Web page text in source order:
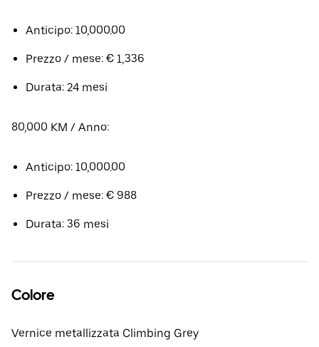
Anticipo: 10,000.00
Prezzo / mese: € 1,336
Durata: 24 mesi
80,000 KM / Anno:
Anticipo: 10,000.00
Prezzo / mese: € 988
Durata: 36 mesi
Colore
Vernice metallizzata Climbing Grey